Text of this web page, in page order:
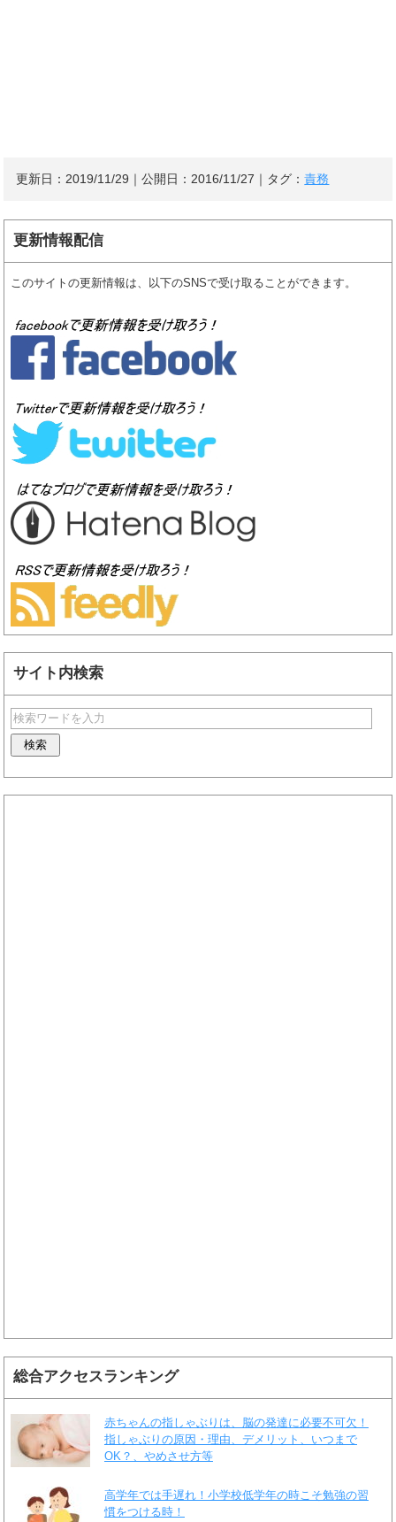
更新日： 2019/11/29 ｜公開日： 2016/11/27 ｜タグ：責務
更新情報配信
このサイトの更新情報は、以下のSNSで受け取ることができます。
サイト内検索
総合アクセスランキング
赤ちゃんの指しゃぶりは、脳の発達に必要不可欠！
指しゃぶりの原因・理由、デメリット、いつまで
OK？、やめさせ方等
高学年では手遅れ！小学校低学年の時こそ勉強の習
慣をつける時！